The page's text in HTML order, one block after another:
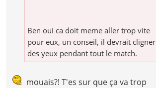
Ben oui ca doit meme aller trop vite
pour eux, un conseil, il devrait cligner
des yeux pendant tout le match.
mouais?! T'es sur que ça va trop